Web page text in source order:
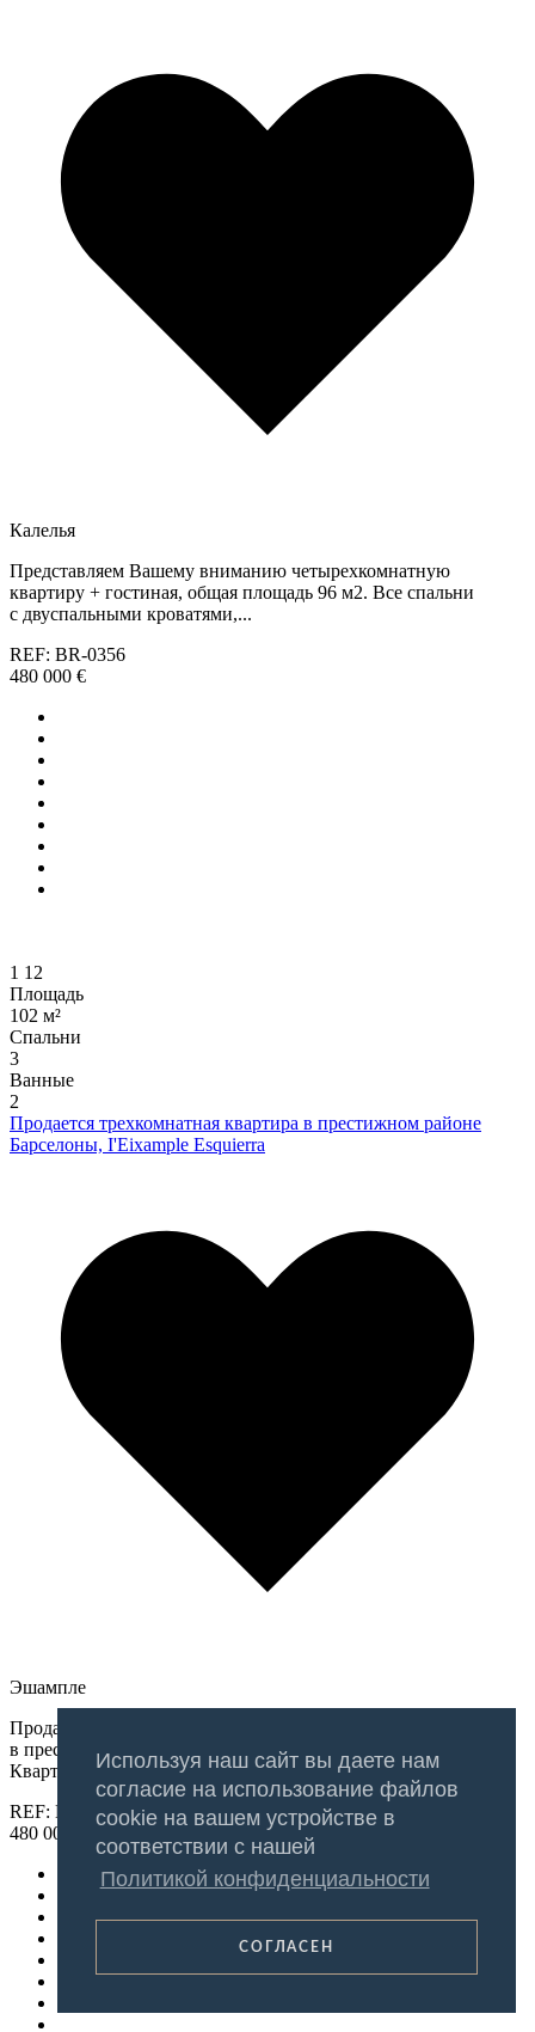
Используя наш сайт вы даете нам
согласие на использование файлов
cookie на вашем устройстве в
соответствии с нашей
Политикой конфиденциальности
СОГЛАСЕН
Калелья
Представляем Вашему вниманию четырехкомнатную
квартиру + гостиная, общая площадь 96 м2. Все спальни
с двуспальными кроватями,...
REF: BR-0356
480 000 €
1 12
Площадь
102 м²
Спальни
3
Ванные
2
Продается трехкомнатная квартира в престижном районе
Барселоны, I'Eixample Esquierra
Эшампле
Продается трехкомнатная квартира после ремонта
в престижном районе Барселоны, I’Eixample Esquierra.
Квартира расположена на улице Calle...
REF: BR-0354
480 000 €